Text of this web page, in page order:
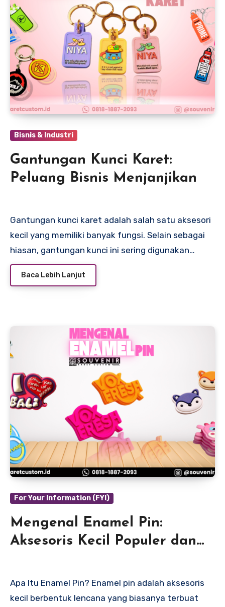
Bisnis & Industri
Gantungan Kunci Karet:
Peluang Bisnis Menjanjikan
Gantungan kunci karet adalah salah satu aksesori
kecil yang memiliki banyak fungsi. Selain sebagai
hiasan, gantungan kunci ini sering digunakan…
Baca Lebih Lanjut
For Your Information (FYI)
Mengenal Enamel Pin:
Aksesoris Kecil Populer dan
Apa Itu Enamel Pin? Enamel pin adalah aksesoris
kecil berbentuk lencana yang biasanya terbuat